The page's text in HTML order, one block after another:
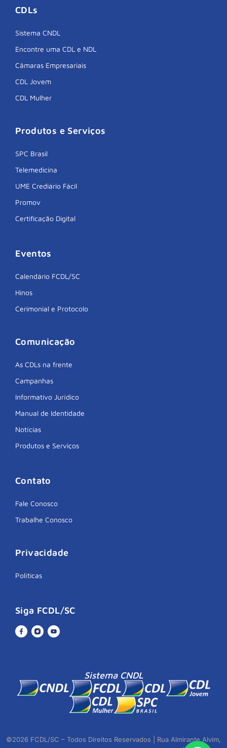
CDLs
Sistema CNDL
Encontre uma CDL e NDL
Câmaras Empresariais
CDL Jovem
CDL Mulher
Produtos e Serviços
SPC Brasil
Telemedicina
UME Crediário Fácil
Promov
Certificação Digital
Eventos
Calendário FCDL/SC
Hinos
Cerimonial e Protocolo
Comunicação
As CDLs na frente
Campanhas
Informativo Jurídico
Manual de Identidade
Notícias
Produtos e Serviços
Contato
Fale Conosco
Trabalhe Conosco
Privacidade
Políticas
Siga FCDL/SC
Sistema CNDL
©2026 FCDL/SC – Todos Direitos Reservados | Rua Almirante Alvim,